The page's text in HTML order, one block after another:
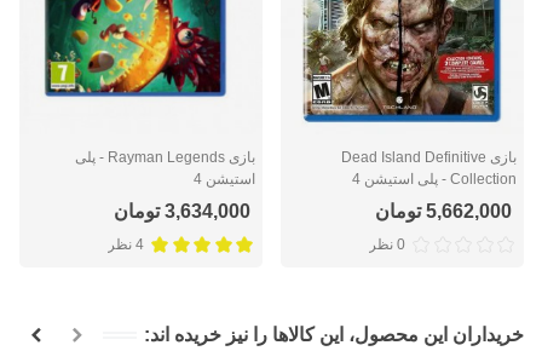
بازی Dead Island Definitive
Collection - پلی استیشن 4
5,662,000 تومان
0 نظر
بازی Rayman Legends - پلی
استیشن 4
3,634,000 تومان
4 نظر
خریداران این محصول، این کالاها را نیز خریده اند: